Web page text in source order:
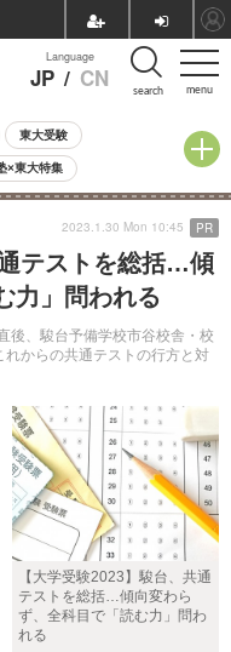
menu
Language
JP / CN search
東大受験
×東大特集
小学校受験
人気記事
生向け） ランキング
テストを総括…傾
力」問われる
、駿台予備学校市谷校舎・校
からの共通テストの行方と対
2023.1.30 Mon 10:45 PR
【大学受験2023】駿台、共通
テストを総括…傾向変わら
ず、全科目で「読む力」問わ
れる